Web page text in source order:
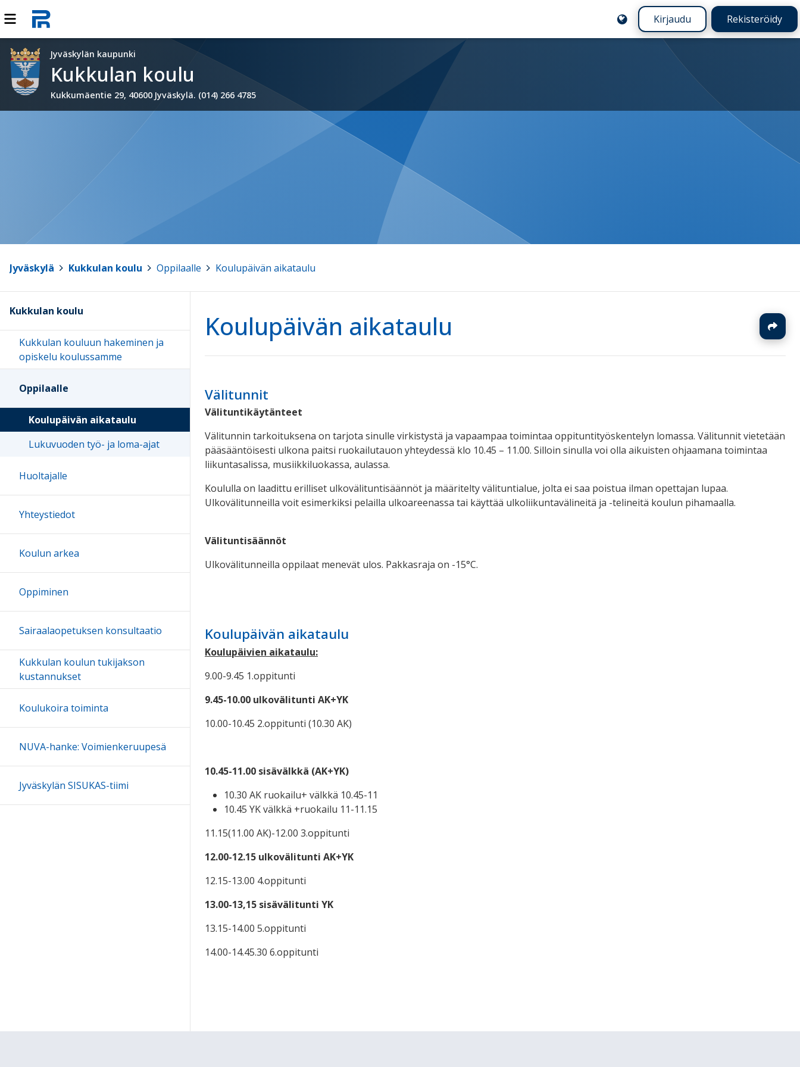
Kirjaudu Rekisteröidy
Jyväskylän kaupunki
Kukkulan koulu
Kukkumäentie 29, 40600 Jyväskylä. (014) 266 4785
Jyväskylä Kukkulan koulu Oppilaalle Koulupäivän aikataulu
Koulupäivän aikataulu
Välitunnit
Välituntikäytänteet
Välitunnin tarkoituksena on tarjota sinulle virkistystä ja vapaampaa toimintaa oppituntityöskentelyn lomassa. Välitunnit vietetään
pääsääntöisesti ulkona paitsi ruokailutauon yhteydessä klo 10.45 – 11.00. Silloin sinulla voi olla aikuisten ohjaamana toimintaa
liikuntasalissa, musiikkiluokassa, aulassa.
Koululla on laadittu erilliset ulkovälituntisäännöt ja määritelty välituntialue, jolta ei saa poistua ilman opettajan lupaa.
Ulkovälitunneilla voit esimerkiksi pelailla ulkoareenassa tai käyttää ulkoliikuntavälineitä ja -telineitä koulun pihamaalla.
Välituntisäännöt
Ulkovälitunneilla oppilaat menevät ulos. Pakkasraja on -15°C.
Koulupäivän aikataulu
Koulupäivien aikataulu:
9.00-9.45 1.oppitunti
9.45-10.00 ulkovälitunti AK+YK
10.00-10.45 2.oppitunti (10.30 AK)
10.45-11.00 sisävälkkä (AK+YK)
10.30 AK ruokailu+ välkkä 10.45-11
10.45 YK välkkä +ruokailu 11-11.15
11.15(11.00 AK)-12.00 3.oppitunti
12.00-12.15 ulkovälitunti AK+YK
12.15-13.00 4.oppitunti
13.00-13,15 sisävälitunti YK
13.15-14.00 5.oppitunti
14.00-14.45.30 6.oppitunti
Kukkulan koulu
Kukkulan kouluun hakeminen ja
opiskelu koulussamme
Oppilaalle
Koulupäivän aikataulu
Lukuvuoden työ- ja loma-ajat
Huoltajalle
Yhteystiedot
Koulun arkea
Oppiminen
Sairaalaopetuksen konsultaatio
Kukkulan koulun tukijakson
kustannukset
Koulukoira toiminta
NUVA-hanke: Voimienkeruupesä
Jyväskylän SISUKAS-tiimi